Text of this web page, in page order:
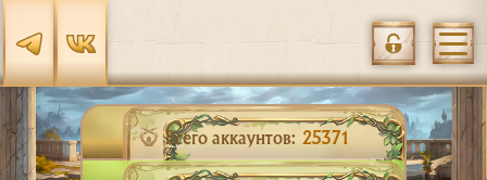
Всего аккаунтов: 25371